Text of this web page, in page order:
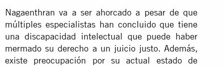
Nagaenthran va a ser ahorcado a pesar de que
múltiples especialistas han concluido que tiene
una discapacidad intelectual que puede haber
mermado su derecho a un juicio justo. Además,
existe preocupación por su actual estado de